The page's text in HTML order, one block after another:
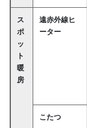
ス
ポ
ッ
ト
暖
房
遠赤外線ヒ
ーター
こたつ